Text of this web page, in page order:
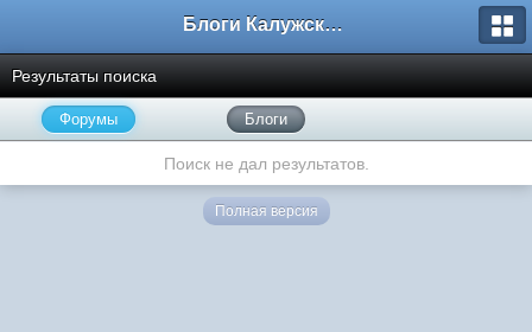
Блоги Калужского перекрестка
Результаты поиска
Форумы Блоги
Поиск не дал результатов.
Полная версия